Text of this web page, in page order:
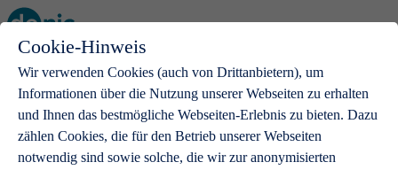
Cookie-Hinweis
Wir verwenden Cookies (auch von Drittanbietern), um
Informationen über die Nutzung unserer Webseiten zu erhalten
und Ihnen das bestmögliche Webseiten-Erlebnis zu bieten. Dazu
zählen Cookies, die für den Betrieb unserer Webseiten
notwendig sind sowie solche, die wir zur anonymisierten
Open main menu